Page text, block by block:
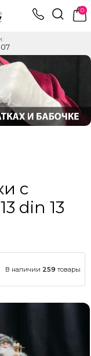
0
с
din 13
В наличии 259 товары